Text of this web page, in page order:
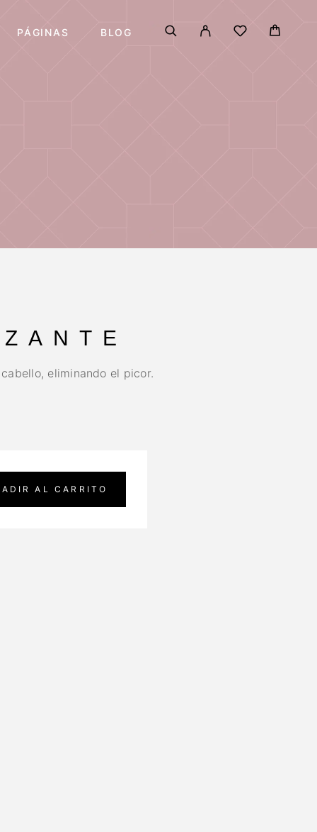
PÁGINAS BLOG
eliminando el picor.
AL CARRITO